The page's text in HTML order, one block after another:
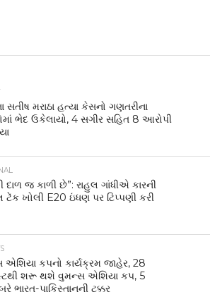
સતીષ મરાઠા હત્યા કેસનો ગણતરીના
ભેદ ઉકેલાયો, 4 સગીર સહિત 8 આરોપી
જ કાળી છે”: રાહુલ ગાંધીએ કારની
ટેંક ખોલી E20 ઇંધણ પર ટિપ્પણી કરી
કપનો કાર્યક્રમ જાહેર, 28
શરૂ થશે વુમન્સ એશિયા કપ, 5
ભારત-પાકિસ્તાનની ટક્કર